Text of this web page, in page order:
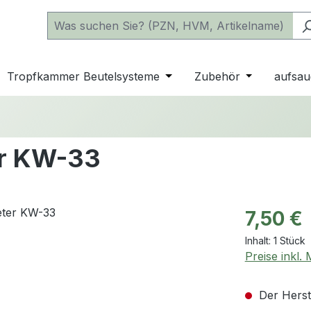
der Kategorie Katheter
oder Schließe das Dropdown der Kategorie einfache
Tropfkammer Beutelsysteme Öffne oder Schließe das
Zubehör Öffne oder
KW-33
Regulärer
7,50 €
Inhalt: 1 Stück
Preise inkl.
Der